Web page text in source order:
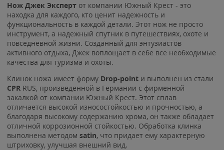
Нож Джек Эксперт от компании Южный Крест - это
находка для каждого, кто ценит надежность и
функциональность в каждой детали. Этот нож не просто
инструмент, а надежный спутник в путешествиях, охоте и
повседневной жизни. Созданный для энтузиастов
активного отдыха, Джек воплощает в себе все необходимые
качества для туризма и охоты.
Клинок ножа имеет форму Drop-point и выполнен из стали
CPR RUS, произведенной в Германии с фирменной
закалкой от компании Южный Крест. Этот сплав
отличается высокой износостойкостью и прочностью, а
благодаря высокому содержанию хрома, он также обладает
отличной коррозионной стойкостью. Обработка клинка
выполнена методом satin, что придает ему характерную
штриховку, улучшая внешний вид.